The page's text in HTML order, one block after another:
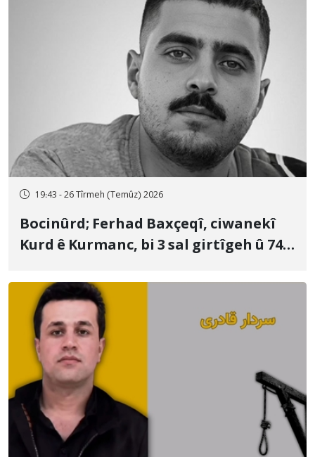
19:43 - 26 Tîrmeh (Temûz) 2026
Bocinûrd; Ferhad Baxçeqî, ciwanekî
Kurd ê Kurmanc, bi 3 sal girtîgeh û 74